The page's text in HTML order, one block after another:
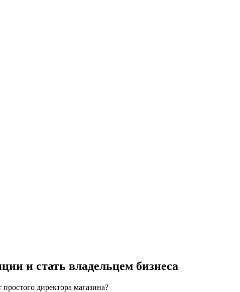
и стать владельцем бизнеса
директора магазина?